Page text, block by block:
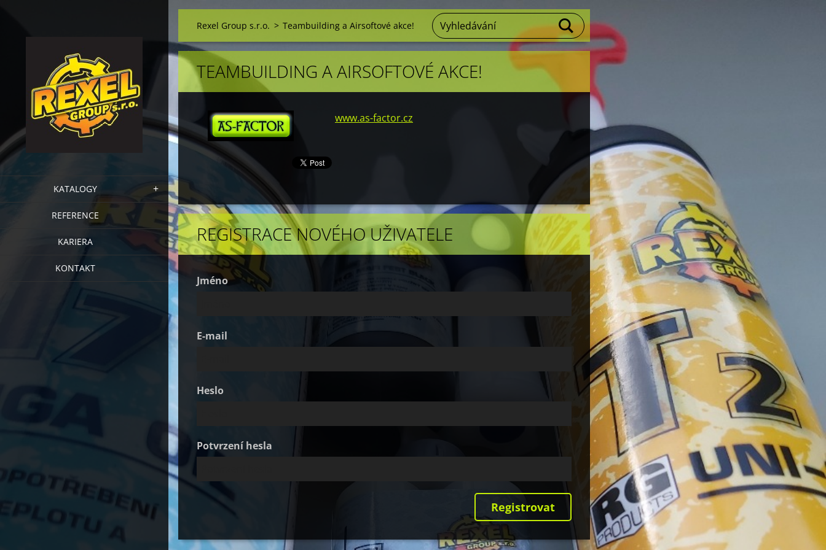
KATALOGY
REFERENCE
KARIERA
KONTAKT
Rexel Group s.r.o. > Teambuilding a Airsoftové akce!
TEAMBUILDING A AIRSOFTOVÉ AKCE!
www.as-factor.cz
REGISTRACE NOVÉHO UŽIVATELE
Jméno
E-mail
Heslo
Potvrzení hesla